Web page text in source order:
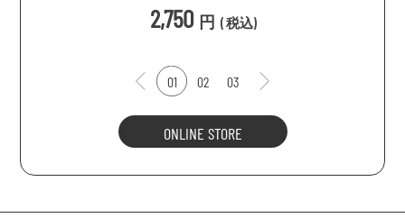
01 02 03
ONLINE STORE